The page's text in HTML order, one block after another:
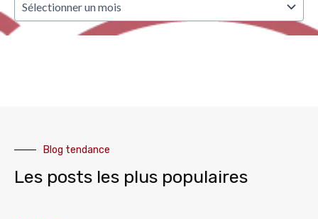
Blog tendance
Les posts les plus populaires